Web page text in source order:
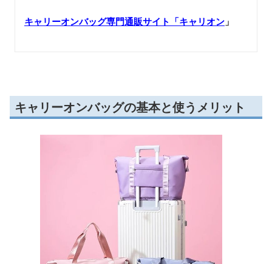
キャリーオンバッグ専門通販サイト「キャリオン 」
キャリーオンバッグの基本と使うメリット